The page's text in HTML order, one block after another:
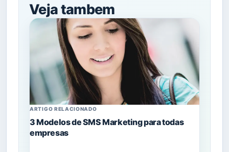
Veja tambem
ARTIGO RELACIONADO
3 Modelos de SMS Marketing para todas
empresas